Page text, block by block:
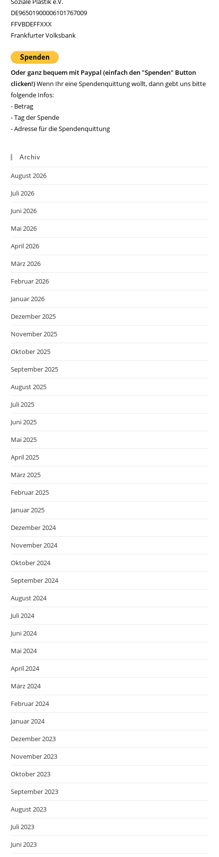
DE96501900006101767009
FFVBDEFFXXX
Frankfurter Volksbank
Oder ganz bequem mit Paypal (einfach den "Spenden" Button
clicken!)Wenn Ihr eine Spendenquittung wollt, dann gebt uns bitte
folgende Infos:
- Betrag
- Tag der Spende
- Adresse für die Spendenquittung
Archiv
August 2026
Juli 2026
Juni 2026
Mai 2026
April 2026
März 2026
Februar 2026
Januar 2026
Dezember 2025
November 2025
Oktober 2025
September 2025
August 2025
Juli 2025
Juni 2025
Mai 2025
April 2025
März 2025
Februar 2025
Januar 2025
Dezember 2024
November 2024
Oktober 2024
September 2024
August 2024
Juli 2024
Juni 2024
Mai 2024
April 2024
März 2024
Februar 2024
Januar 2024
Dezember 2023
November 2023
Oktober 2023
September 2023
August 2023
Juli 2023
Juni 2023